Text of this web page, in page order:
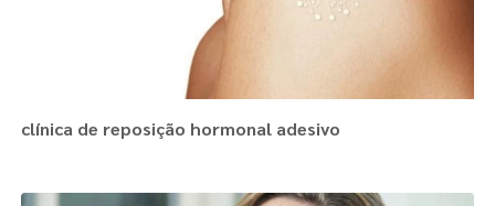
clínica de reposição hormonal adesivo